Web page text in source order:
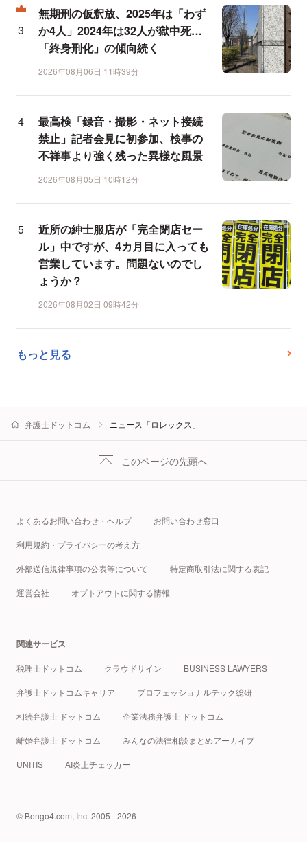
無期刑の仮釈放、2025年は「わず
か4人」2024年は32人が獄中死…
「終身刑化」の傾向続く
2026年08月06日 11時39分
最高検「録音・撮影・ネット接続
禁止」記者会見に初参加、検事の
不祥事より強く残った異様な風景
2026年08月05日 10時12分
近所の紳士服店が「完全閉店セー
ル」中ですが、4カ月目に入っても
営業しています。問題ないのでし
ょうか？
2026年08月02日 09時42分
もっと見る
弁護士ドットコム ニュース「ロレックス」
このページの先頭へ
よくあるお問い合わせ・ヘルプ お問い合わせ窓口
利用規約・プライバシーの考え方
外部送信規律事項の公表等について 特定商取引法に関する表記
運営会社 オプトアウトに関する情報
関連サービス
税理士ドットコム クラウドサイン BUSINESS LAWYERS
弁護士ドットコムキャリア プロフェッショナルテック総研
相続弁護士 ドットコム 企業法務弁護士 ドットコム
離婚弁護士 ドットコム みんなの法律相談まとめアーカイブ
UNITIS AI炎上チェッカー
© Bengo4.com, Inc. 2005 - 2026